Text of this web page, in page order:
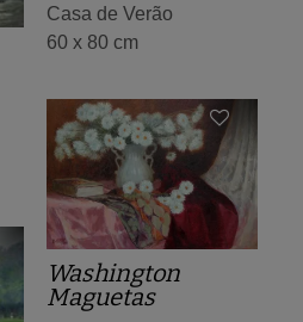
Casa de Verão
60 x 80 cm
Washington
Maguetas